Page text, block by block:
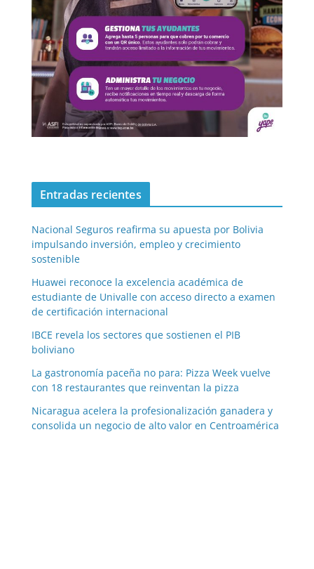
Entradas recientes
Nacional Seguros reafirma su apuesta por Bolivia
impulsando inversión, empleo y crecimiento
sostenible
Huawei reconoce la excelencia académica de
estudiante de Univalle con acceso directo a examen
de certificación internacional
IBCE revela los sectores que sostienen el PIB
boliviano
La gastronomía paceña no para: Pizza Week vuelve
con 18 restaurantes que reinventan la pizza
Nicaragua acelera la profesionalización ganadera y
consolida un negocio de alto valor en Centroamérica